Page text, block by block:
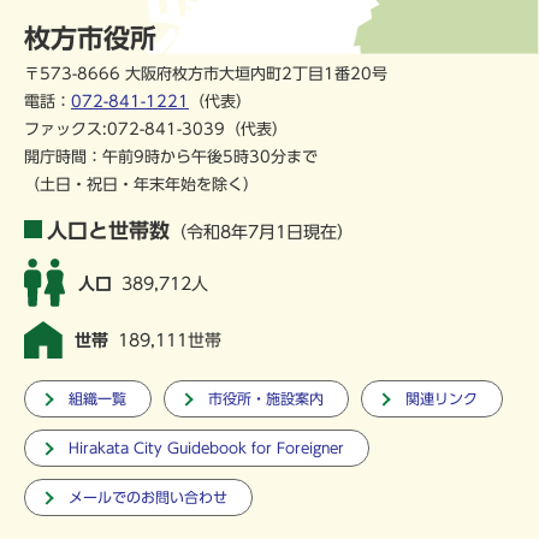
枚方市役所
〒573-8666 大阪府枚方市大垣内町2丁目1番20号
電話： 072-841-1221
（代表）
ファックス:072-841-3039（代表）
開庁時間：午前9時から午後5時30分まで
（土日・祝日・年末年始を除く）
人口と世帯数 （令和8年7月1日現在）
人口 389,712人
世帯 189,111世帯
組織一覧 市役所・施設案内 関連リンク
Hirakata City Guidebook for Foreigner
メールでのお問い合わせ